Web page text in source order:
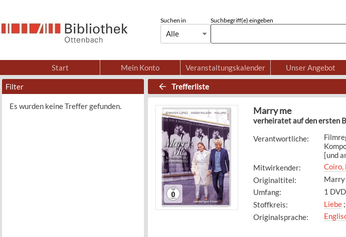
Suchen in
Alle
Suchbegriff(e) eingeben
Start Mein Konto Veranstaltungskalender Unser Angebot
Filter
Es wurden keine Treffer gefunden.
Trefferliste
Marry me
verheiratet auf den ersten
Verantwortliche:
[und
Mitwirkender: Coiro,
Originaltitel:
Marry
Umfang:
1
Stoffkreis: Liebe;
Originalsprache: